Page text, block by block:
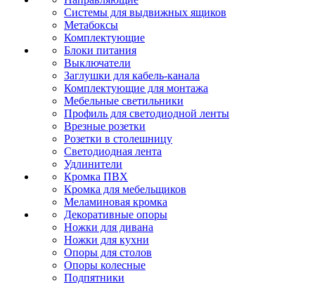
Системы для выдвижных ящиков
Метабоксы
Комплектующие
Блоки питания
Выключатели
Заглушки для кабель-канала
Комплектующие для монтажа
Мебельные светильники
Профиль для светодиодной ленты
Врезные розетки
Розетки в столешницу
Светодиодная лента
Удлинители
Кромка ПВХ
Кромка для мебельщиков
Меламиновая кромка
Декоративные опоры
Ножки для дивана
Ножки для кухни
Опоры для столов
Опоры колесные
Подпятники